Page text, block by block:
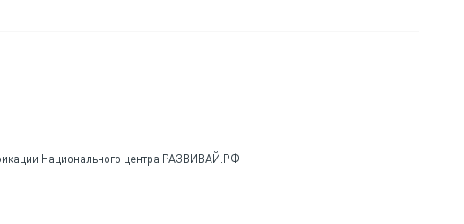
Национального центра РАЗВИВАЙ.РФ